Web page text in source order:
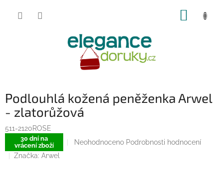
Podlouhlá kožená peněženka Arwel
- zlatorůžová
511-2120ROSE
30 dní na
vrácení zboží
Průměrné
Neohodnoceno Podrobnosti hodnocení
Značka: Arwel